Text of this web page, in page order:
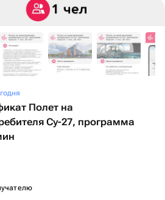
Полет на
Су-27, программа